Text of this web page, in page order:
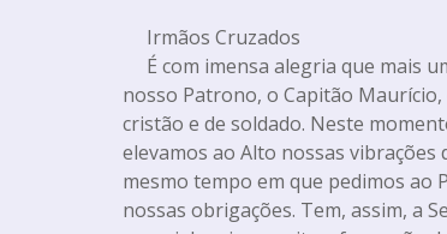
Irmãos Cruzados
É com imensa alegria que mais
nosso Patrono, o Capitão
cristão e de soldado. Neste
elevamos ao Alto nossas
mesmo tempo em que pedimos ao
nossas obrigações. Tem, assim, a